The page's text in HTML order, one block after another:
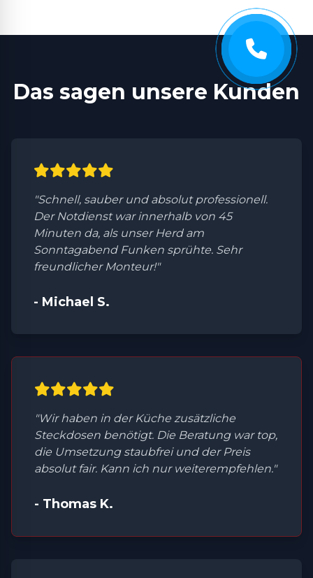
Das sagen unsere Kunden
"Schnell, sauber und absolut professionell.
Der Notdienst war innerhalb von 45
Minuten da, als unser Herd am
Sonntagabend Funken sprühte. Sehr
freundlicher Monteur!"
- Michael S.
"Wir haben in der Küche zusätzliche
Steckdosen benötigt. Die Beratung war top,
die Umsetzung staubfrei und der Preis
absolut fair. Kann ich nur weiterempfehlen."
- Thomas K.